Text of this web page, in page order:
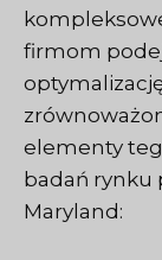
firmom
elementy
badań rynku
Maryland: